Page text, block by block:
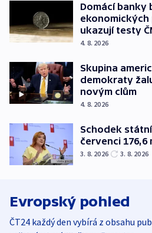
Domácí banky
ekonomických
ukazují testy
4. 8. 2026
Skupina
demokraty
novým clům
4. 8. 2026
Schodek
červenci 176,6
3. 8. 2026 3. 8. 2026
Evropský pohled
ČT24 každý den vybírá z obsahu